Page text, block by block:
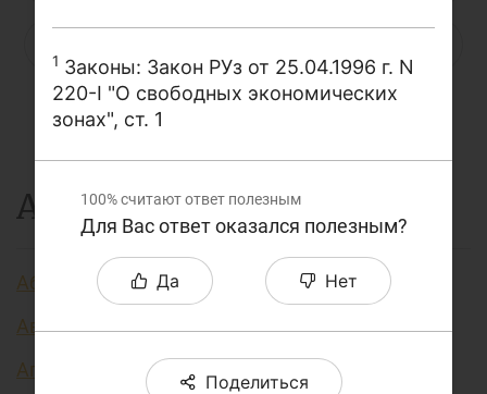
Карта сайта
Ю
А
Аббревиатура финансовых технологий
Авторизация
Агент финансовый
1 Законы: Закон РУз от 25.04.1996 г. N
220-I "О свободных экономических
зонах", ст. 1
100%считают ответ полезным
Для Вас ответ оказался полезным?
Да Нет
Поделиться